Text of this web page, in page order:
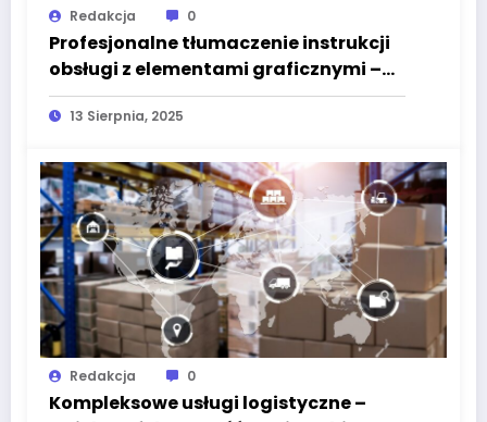
Redakcja 0
Profesjonalne tłumaczenie instrukcji
obsługi z elementami graficznymi –
wyzwania, proces i dobre praktyki
13 Sierpnia, 2025
Redakcja 0
Kompleksowe usługi logistyczne –